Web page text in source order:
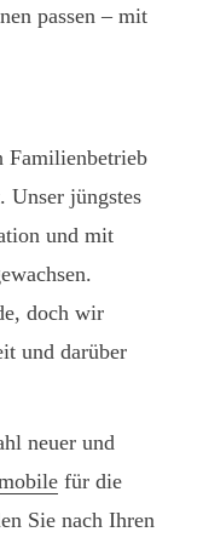
passen – mit
Familienbetrieb
Unser jüngstes
und mit
doch wir
und darüber
neuer und
für die
Sie nach Ihren